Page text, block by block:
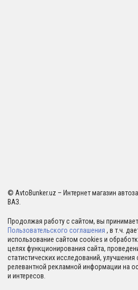
© AvtoBunker.uz – Интернет магазин
ВАЗ.
Продолжая работу с сайтом, вы
Пользовательского соглашения , в т.ч.
использование сайтом cookies и
целях функционирования сайта,
статистических исследований,
релевантной рекламной информации на
и интересов.